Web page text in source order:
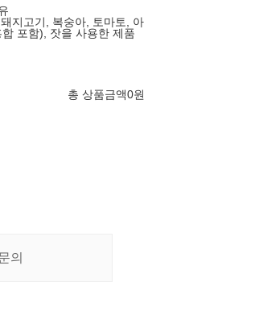
지고기, 복숭아, 토마토, 아
포함), 잣을 사용한 제품
총 상품금액0원
의